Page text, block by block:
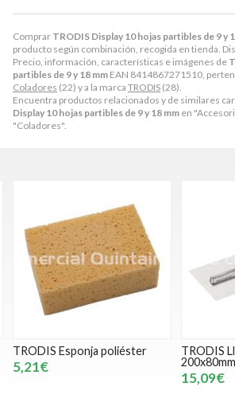
Comprar TRODIS Display 10 hojas partibles de 9 y
producto según combinación, recogida en tienda.
Precio, información, características e imágenes de
partibles de 9 y 18 mm EAN 8414867271510,
Coladores (22) y a la marca TRODIS (28).
Encuentra productos relacionados y de similares
Display 10 hojas partibles de 9 y 18 mm en
"Coladores".
TRODIS Llana inoxidable
200x80mm